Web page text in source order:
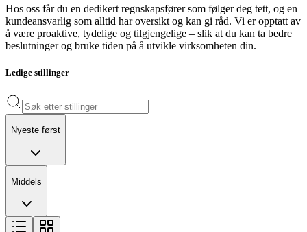
Hos oss får du en dedikert regnskapsfører som følger deg tett, og en
kundeansvarlig som alltid har oversikt og kan gi råd. Vi er opptatt av
å være proaktive, tydelige og tilgjengelige – slik at du kan ta bedre
beslutninger og bruke tiden på å utvikle virksomheten din.
Ledige stillinger
Nyeste først
Middels